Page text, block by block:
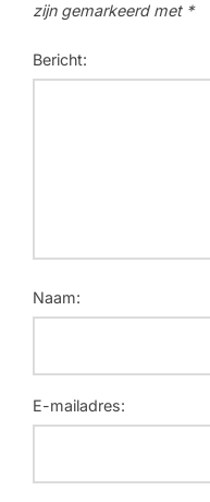
zijn gemarkeerd met *
Bericht:
Naam:
E-mailadres: